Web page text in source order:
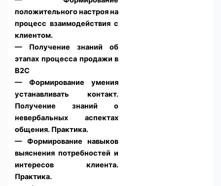
положительного настроя на
процесс взаимодействия с
клиентом.
— Получение знаний об
этапах процесса продажи в
В2С
— Формирование умения
устанавливать контакт.
Получение знаний о
невербальных аспектах
общения. Практика.
— Формирование навыков
выяснения потребностей и
интересов клиента.
Практика.